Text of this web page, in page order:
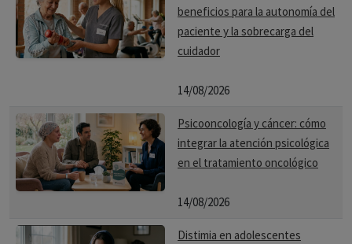
beneficios para la autonomía del
paciente y la sobrecarga del
cuidador
14/08/2026
Psicooncología y cáncer: cómo
integrar la atención psicológica
en el tratamiento oncológico
14/08/2026
Distimia en adolescentes